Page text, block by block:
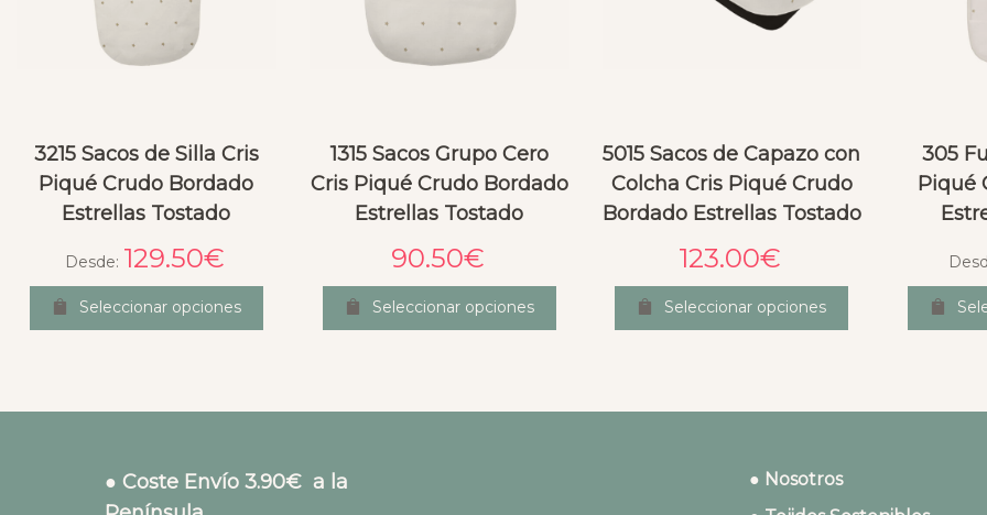
3215 Sacos de Silla Cris
Piqué Crudo Bordado
Estrellas Tostado
Desde: 129.50€
Seleccionar opciones
1315 Sacos Grupo Cero
Cris Piqué Crudo Bordado
Estrellas Tostado
90.50€
Seleccionar opciones
5015 Sacos de Capazo con
Colcha Cris Piqué Crudo
Bordado Estrellas Tostado
123.00€
Seleccionar opciones
305
Piqué
● Coste Envío 3.90€ a la
● Nosotros